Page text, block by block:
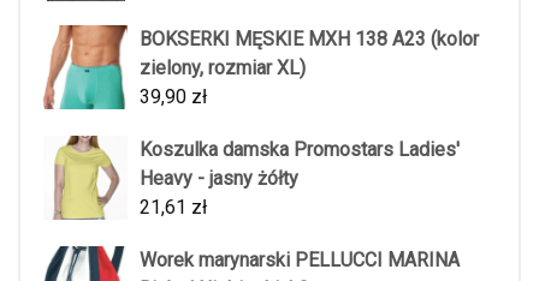
BOKSERKI MĘSKIE MXH 138 A23 (kolor
zielony, rozmiar XL)
39,90 zł
Koszulka damska Promostars Ladies'
Heavy - jasny żółty
21,61 zł
Worek marynarski PELLUCCI MARINA